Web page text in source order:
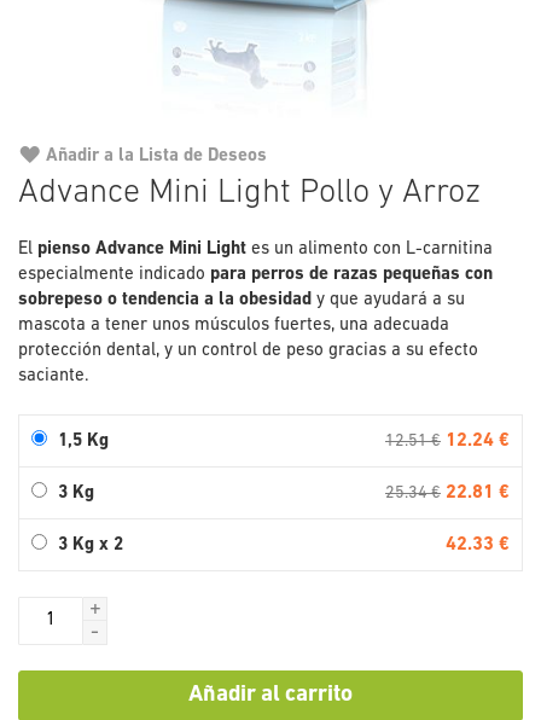
Advance Mini Light Pollo y Arroz
El pienso Advance Mini Light es un alimento con L-carnitina
especialmente indicado para perros de razas pequeñas con
sobrepeso o tendencia a la obesidad y que ayudará a su
mascota a tener unos músculos fuertes, una adecuada
protección dental, y un control de peso gracias a su efecto
saciante.
1,5 Kg 12.51 € 12.24 €
3 Kg 25.34 € 22.81 €
3 Kg x 2 42.33 €
+
-
Añadir al carrito
Añadir a la Lista de Deseos
al
de
la
galería
de
imágenes